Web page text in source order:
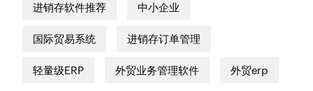
进销存软件推荐 中小企业
国际贸易系统 进销存订单管理
轻量级ERP 外贸业务管理软件 外贸erp